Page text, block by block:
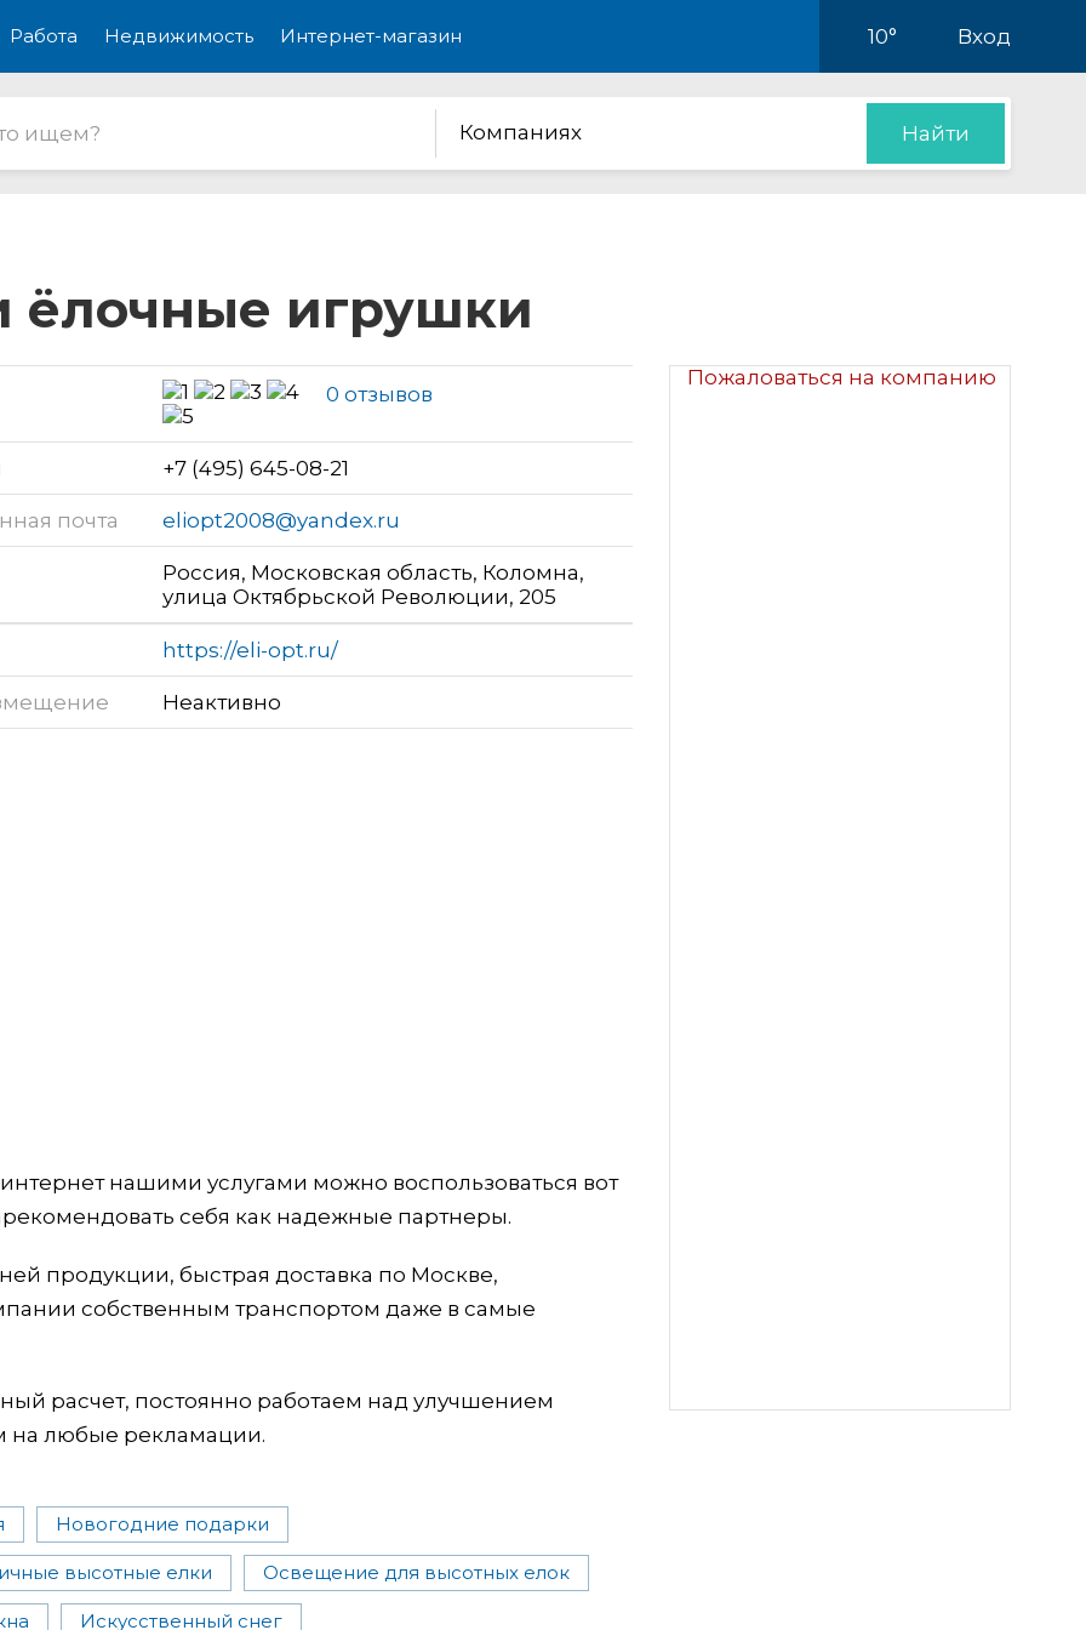
Работа Недвижимость Интернет-магазин 10° Вход
Компаниях Найти
ёлочные игрушки
Пожаловаться на компанию
0 отзывов
+7 (495) 645-08-21
почта eliopt2008@yandex.ru
Россия, Московская область, Коломна,
улица Октябрьской Революции, 205
https://eli-opt.ru/
Неактивно
нашими услугами можно воспользоваться вот
себя как надежные партнеры.
продукции, быстрая доставка по Москве,
собственным транспортом даже в самые
расчет, постоянно работаем над улучшением
на любые рекламации.
Новогодние подарки
высотные елки Освещение для высотных елок
Искусственный снег